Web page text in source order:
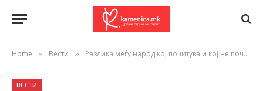
Home » Вести » Разлика меѓу народ кој почитува и кој не почитува препораки
ВЕСТИ